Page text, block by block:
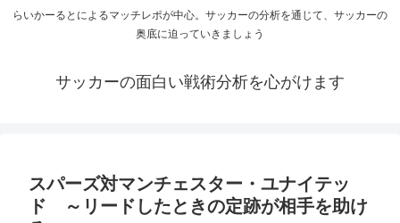
らいかーるとによるマッチレポが中心。サッカーの分析を通じて、サッカーの
奥底に迫っていきましょう
サッカーの面白い戦術分析を心がけます
スパーズ対マンチェスター・ユナイテッ
ド ～リードしたときの定跡が相手を助け